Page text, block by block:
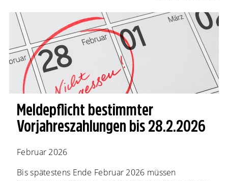
Meldepflicht bestimmter
Vorjahreszahlungen bis 28.2.2026
Februar 2026
Bis spätestens Ende Februar 2026 müssen